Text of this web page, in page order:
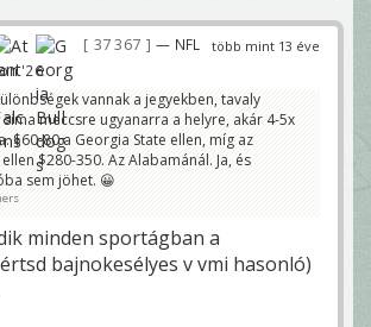
több mint 13 éve
37 367
— NFL
'26
vannak a jegyekben, tavaly
meccsre ugyanarra a helyre, akár 4-5x
$60-80 a Georgia State ellen, míg az
$280-350. Az Alabamánál. Ja, és
sem jöhet. 😀
minden sportágban a
bajnokesélyes v vmi hasonló)